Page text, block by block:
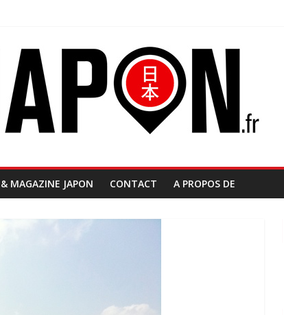
& MAGAZINE JAPON CONTACT A PROPOS DE